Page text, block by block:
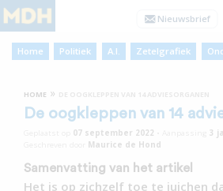
Home Politiek A.I. Zetelgrafiek
HOME »
De oogkleppen van 14
07 september 2022 3
Maurice de Hond
Samenvatting van het artikel
Het is op zichzelf toe te juichen